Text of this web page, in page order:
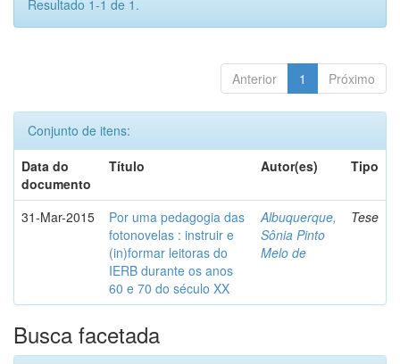
Resultado 1-1 de 1.
Anterior 1 Próximo
Conjunto de itens:
Data do
documento
Título Autor(es) Tipo
31-Mar-2015
Por uma pedagogia das
fotonovelas : instruir e
(in)formar leitoras do
IERB durante os anos
60 e 70 do século XX
Albuquerque,
Sônia Pinto
Melo de
Tese
Busca facetada